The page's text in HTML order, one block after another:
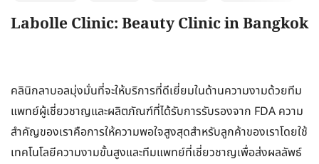
Labolle Clinic: Beauty Clinic in Bangkok
คลินิกลาบอลมุ่งมั่นที่จะให้บริการที่ดีเยี่ยมในด้านความงามด้วยทีม
แพทย์ผู้เชี่ยวชาญและผลิตภัณฑ์ที่ได้รับการรับรองจาก FDA ความ
สำคัญของเราคือการให้ความพอใจสูงสุดสำหรับลูกค้าของเราโดยใช้
เทคโนโลยีความงามขั้นสูงและทีมแพทย์ที่เชี่ยวชาญเพื่อส่งผลลัพธ์